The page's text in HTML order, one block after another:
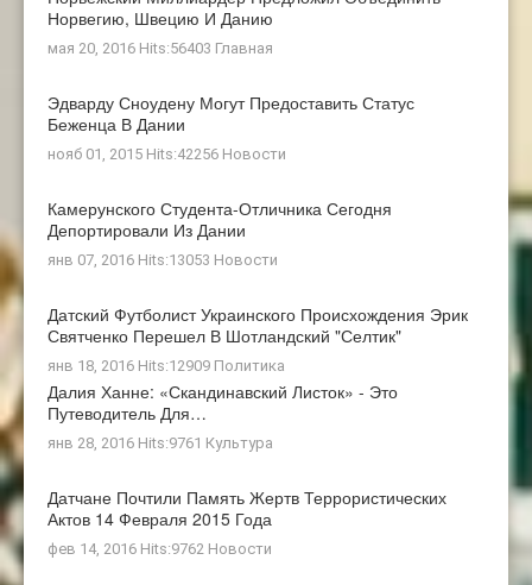
Норвегию, Швецию И Данию
мая 20, 2016 Hits:56403 Главная
Эдварду Сноудену Могут Предоставить Статус
Беженца В Дании
нояб 01, 2015 Hits:42256 Новости
Камерунского Студента-Отличника Сегодня
Депортировали Из Дании
янв 07, 2016 Hits:13053 Новости
Датский Футболист Украинского Происхождения Эрик
Святченко Перешел В Шотландский "Селтик"
янв 18, 2016 Hits:12909 Политика
Далия Ханне: «Скандинавский Листок» - Это
Путеводитель Для…
янв 28, 2016 Hits:9761 Культура
Датчане Почтили Память Жертв Террористических
Актов 14 Февраля 2015 Года
фев 14, 2016 Hits:9762 Новости